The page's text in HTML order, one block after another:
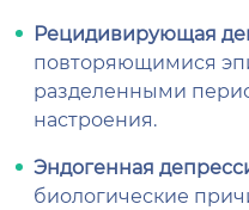
Рецидивирующая
повторяющимися
разделенными
настроения.
Эндогенная
биологические